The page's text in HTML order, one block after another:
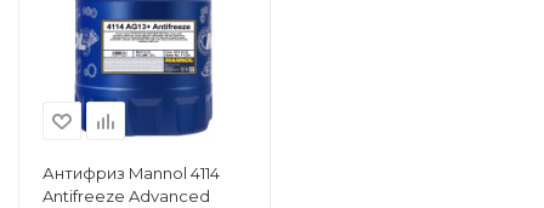
Антифриз Mannol 4114
Antifreeze Advanced